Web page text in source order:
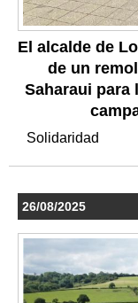
El alcalde de
de un
Saharaui para
Solidaridad
26/08/2025